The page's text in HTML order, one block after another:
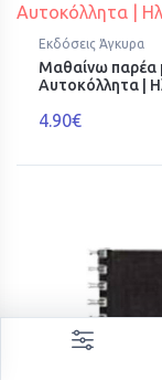
Εκδόσεις Άγκυρα
Μαθαίνω παρέα
Αυτοκόλλητα |
4.90€